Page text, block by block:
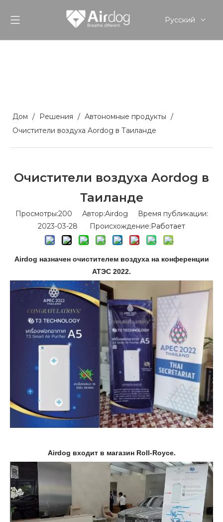
Pусский
Дом / Решения / Автономные продукты /
Очистители воздуха Aordog в Таиланде
Очистители воздуха Aordog в
Таиланде
Просмотры:200 Автор:Airdog Время публикации:
2023-03-28 Происхождение:Работает
Airdog назначен очистителем воздуха на конференции
АТЭС 2022.
Airdog входит в магазин Roll-Royce.